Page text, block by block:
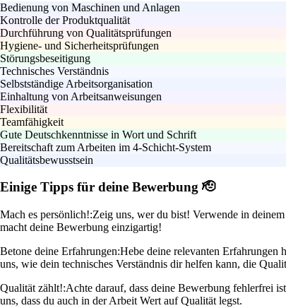
Bedienung von Maschinen und Anlagen
Kontrolle der Produktqualität
Durchführung von Qualitätsprüfungen
Hygiene- und Sicherheitsprüfungen
Störungsbeseitigung
Technisches Verständnis
Selbstständige Arbeitsorganisation
Einhaltung von Arbeitsanweisungen
Flexibilität
Teamfähigkeit
Gute Deutschkenntnisse in Wort und Schrift
Bereitschaft zum Arbeiten im 4-Schicht-System
Qualitätsbewusstsein
Einige Tipps für deine Bewerbung 🫡
Mach es persönlich!:Zeig uns, wer du bist! Verwende in
macht deine Bewerbung einzigartig!
Betone deine Erfahrungen:Hebe deine relevanten Erfahrungen
uns, wie dein technisches Verständnis dir helfen kann, die
Qualität zählt!:Achte darauf, dass deine Bewerbung fehlerfrei
uns, dass du auch in der Arbeit Wert auf Qualität legst.